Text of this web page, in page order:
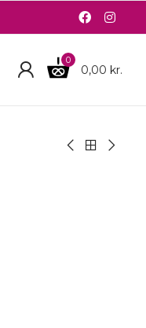
0
0,00 kr.